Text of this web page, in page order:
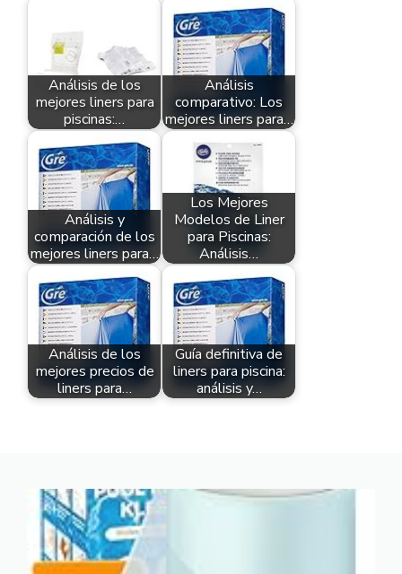
Análisis de los
mejores liners para
piscinas:…
Análisis
comparativo: Los
mejores liners para…
Análisis y
comparación de los
mejores liners para…
Los Mejores
Modelos de Liner
para Piscinas:
Análisis…
Análisis de los
mejores precios de
liners para…
Guía definitiva de
liners para piscina:
análisis y…